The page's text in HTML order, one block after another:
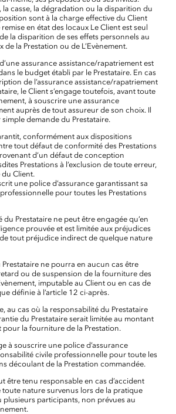
la casse, la dégradation ou la disparition du
sont à la charge effective du Client
en état des locaux Le Client est seul
la disparition de ses effets personnels au
de la Prestation ou de L’Evènement.
assurance assistance/rapatriement est
le budget établi par le Prestataire. En cas
de l’assurance assistance/rapatriement
le Client s’engage toutefois, avant toute
à souscrire une assurance
auprès de tout assureur de son choix. Il
demande du Prestataire.
conformément aux dispositions
tout défaut de conformité des Prestations
d’un défaut de conception
Prestations à l’exclusion de toute erreur,
Client.
une police d’assurance garantissant sa
pour toutes les Prestations
du Prestataire ne peut être engagée qu’en
prouvée et est limitée aux préjudices
tout préjudice indirect de quelque nature
ne pourra en aucun cas être
ou de suspension de la fourniture des
imputable au Client ou en cas de
définie à l’article 12 ci-après.
au cas où la responsabilité du Prestataire
du Prestataire serait limitée au montant
pour la fourniture de la Prestation.
à souscrire une police d’assurance
civile professionnelle pour toute les
découlant de la Prestation commandée.
être tenu responsable en cas d’accident
nature survenus lors de la pratique
plusieurs participants, non prévues au